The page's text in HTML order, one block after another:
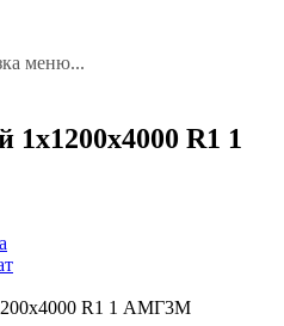
меню...
R1 1
R1 1 АМГ3М